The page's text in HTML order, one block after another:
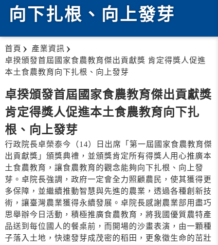
向下扎根、向上發芽
首頁
產業資訊
卓揆頒發首屆國家食農教育傑出貢獻獎 肯定得獎人促進
本土食農教育向下扎根、向上發芽
卓揆頒發首屆國家食農教育傑出貢獻獎
肯定得獎人促進本土食農教育向下扎
根、向上發芽
行政院長卓榮泰今（14）日出席「第一屆國家食農教育傑
出貢獻獎」頒獎典禮，並頒獎肯定所有得獎人用心推廣本
土食農教育，讓食農教育的觀念能夠向下扎根、向上發
芽。卓院長強調，政府一定會全力照顧農民，使其獲得更
多保障，並繼續推動智慧與先進的農業，透過各種創新技
術，讓臺灣農業獲得永續發展。卓院長感謝農業部用盡巧
思舉辦今日活動，積極推廣食農教育，將我國優質農特產
品送到每位國人的餐桌前，而開場的沙畫表演，由一顆種
子落入土地，快速發芽成茂密的稻田，更象徵生命的茁壯